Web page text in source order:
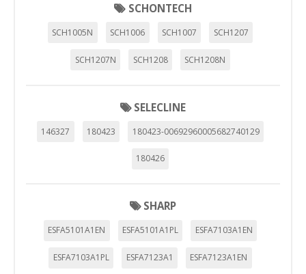
SCHONTECH
SCH1005N SCH1006 SCH1007 SCH1207
SCH1207N SCH1208 SCH1208N
SELECLINE
146327 180423 180423-00692960005682740129
180426
SHARP
ESFA5101A1EN ESFA5101A1PL ESFA7103A1EN
ESFA7103A1PL ESFA7123A1 ESFA7123A1EN